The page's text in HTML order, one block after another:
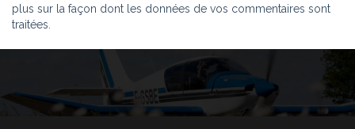
plus sur la façon dont les données de vos commentaires sont
traitées